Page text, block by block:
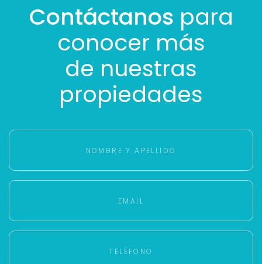
Contáctanos para
conocer más
de nuestras
propiedades